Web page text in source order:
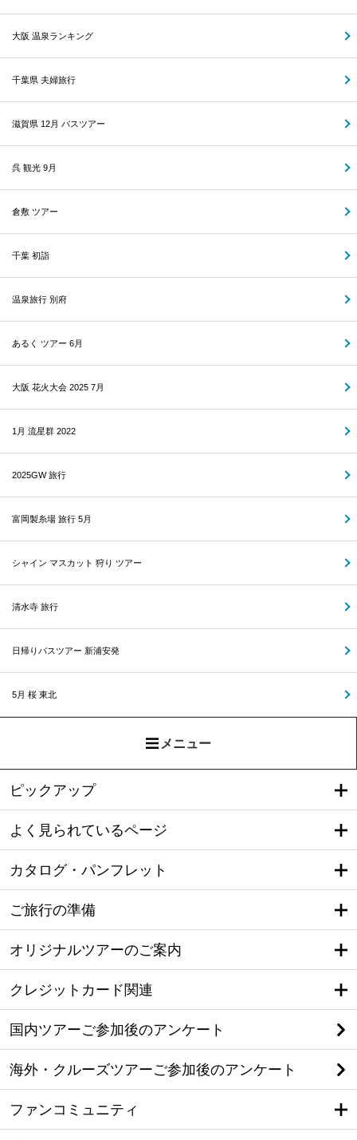
大阪 温泉ランキング
千葉県 夫婦旅行
滋賀県 12月 バスツアー
呉 観光 9月
倉敷 ツアー
千葉 初詣
温泉旅行 別府
あるく ツアー 6月
大阪 花火大会 2025 7月
1月 流星群 2022
2025GW 旅行
富岡製糸場 旅行 5月
シャイン マスカット 狩り ツアー
清水寺 旅行
日帰りバスツアー 新浦安発
5月 桜 東北
メニュー
ピックアップ
よく見られているページ
カタログ・パンフレット
ご旅行の準備
オリジナルツアーのご案内
クレジットカード関連
国内ツアーご参加後のアンケート
海外・クルーズツアーご参加後のアンケート
ファンコミュニティ